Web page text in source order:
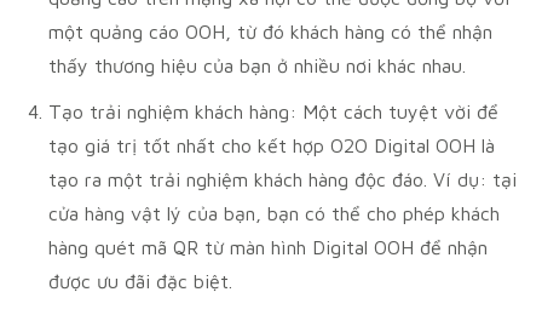
một quảng cáo OOH, từ đó khách hàng có thể nhận
thấy thương hiệu của bạn ở nhiều nơi khác nhau.
Tạo trải nghiệm khách hàng: Một cách tuyệt vời để
tạo giá trị tốt nhất cho kết hợp O2O Digital OOH là
tạo ra một trải nghiệm khách hàng độc đáo. Ví dụ: tại
cửa hàng vật lý của bạn, bạn có thể cho phép khách
hàng quét mã QR từ màn hình Digital OOH để nhận
được ưu đãi đặc biệt.